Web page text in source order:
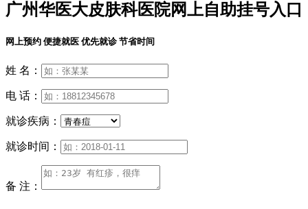
广州华医大皮肤科医院网上自助挂号入口
网上预约 便捷就医 优先就诊 节省时间
姓 名：
电 话：
就诊疾病：
就诊时间：
备 注：